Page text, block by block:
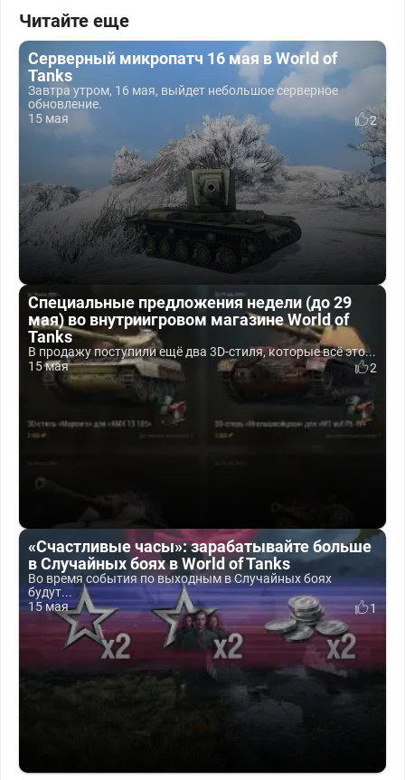
Читайте еще
Серверный микропатч 16 мая в World of
Tanks
Завтра утром, 16 мая, выйдет небольшое серверное
обновление.
15 мая
2
Специальные предложения недели (до 29
мая) во внутриигровом магазине World of
Tanks
В продажу поступили ещё два 3D-стиля, которые всё это...
15 мая
2
«Счастливые часы»: зарабатывайте больше
в Случайных боях в World of Tanks
Во время события по выходным в Случайных боях
будут...
15 мая
1